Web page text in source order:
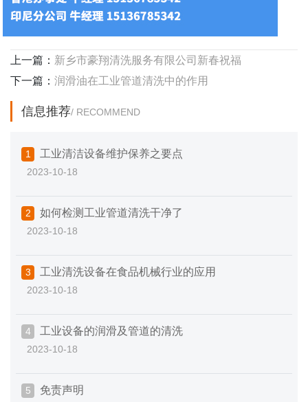
输、国防科技工业等国民经济各行各业。
上一篇： 新乡市豪翔清洗服务有限公司新春祝福
下一篇： 润滑油在工业管道清洗中的作用
信息推荐/ RECOMMEND
1 工业清洁设备维护保养之要点
2023-10-18
2 如何检测工业管道清洗干净了
2023-10-18
3 工业清洗设备在食品机械行业的应用
2023-10-18
4 工业设备的润滑及管道的清洗
2023-10-18
5 免责声明